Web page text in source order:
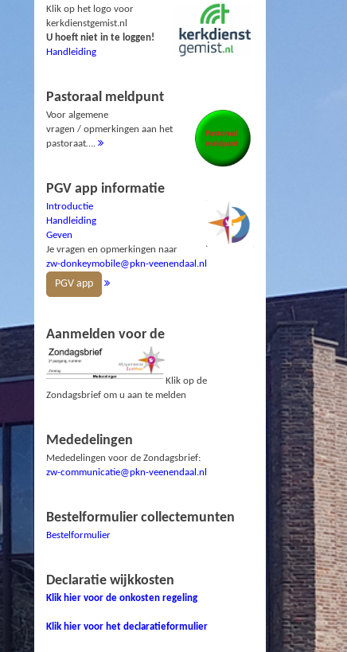
Klik op het logo voor
kerkdienstgemist.nl
U hoeft niet in te loggen!
Handleiding
Pastoraal meldpunt
Voor algemene
vragen / opmerkingen aan het
pastoraat….
PGV app informatie
Introductie
Handleiding
Geven
Je vragen en opmerkingen naar
zw-donkeymobile@pkn-veenendaal.nl
PGV app
Aanmelden voor de
Klik op de
Zondagsbrief om u aan te melden
Mededelingen
Mededelingen voor de Zondagsbrief:
zw-communicatie@pkn-veenendaal.nl
Bestelformulier collectemunten
Bestelformulier
Declaratie wijkkosten
Klik hier voor de onkosten regeling
Klik hier voor het declaratieformulier